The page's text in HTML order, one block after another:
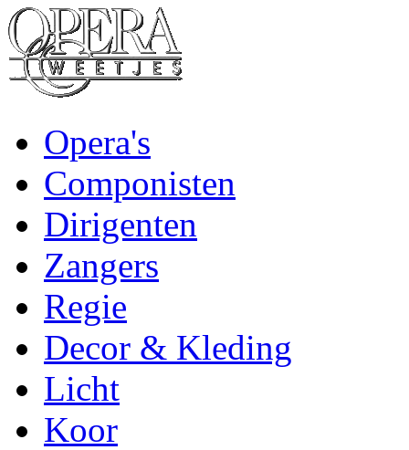
Opera's
Componisten
Dirigenten
Zangers
Regie
Decor & Kleding
Licht
Koor